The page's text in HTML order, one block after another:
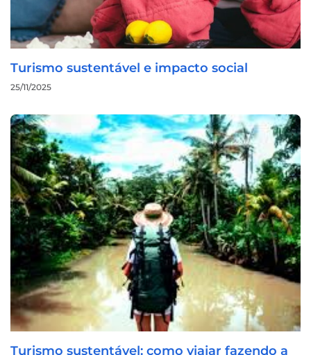
Turismo sustentável e impacto social
25/11/2025
Turismo sustentável: como viajar fazendo a